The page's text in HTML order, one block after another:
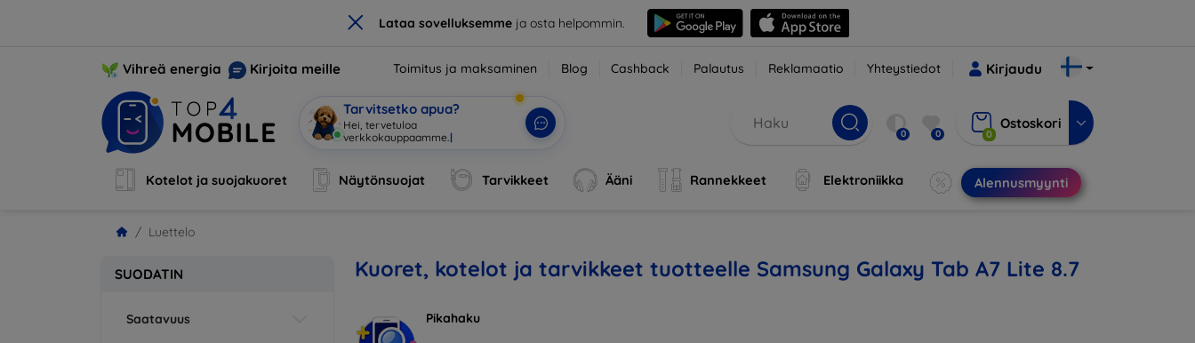
× Lataa sovelluksemmeja osta helpommin.
Vihreä energia Kirjoita meille Toimitus ja maksaminen Blog Cashback Palautus Reklamaatio Yhteystiedot Kirjaudu
Tarvitsetko apua?
Hei, tervetuloa verkko 0 0 0
Ostoskori
Kotelot ja suojakuoret Näytönsuojat Tarvikkeet Ääni Rannekkeet Elektroniikka Alennusmyynti
Luettelo
SUODATIN
Saatavuus
Kuoret, kotelot ja tarvikkeet tuotteelle Samsung Galaxy Tab A7 Lite 8.7
Pikahaku